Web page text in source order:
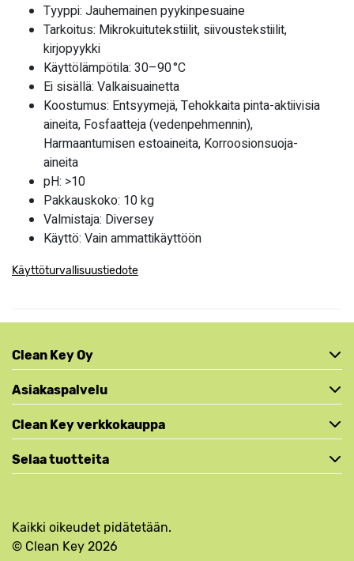
Tyyppi: Jauhemainen pyykinpesuaine
Tarkoitus: Mikrokuitutekstiilit, siivoustekstiilit,
kirjopyykki
Käyttölämpötila: 30–90 °C
Ei sisällä: Valkaisuainetta
Koostumus: Entsyymejä, Tehokkaita pinta-aktiivisia
aineita, Fosfaatteja (vedenpehmennin),
Harmaantumisen estoaineita, Korroosionsuoja-
aineita
pH: >10
Pakkauskoko: 10 kg
Valmistaja: Diversey
Käyttö: Vain ammattikäyttöön
Käyttöturvallisuustiedote
Clean Key Oy
Asiakaspalvelu
Clean Key verkkokauppa
Selaa tuotteita
Kaikki oikeudet pidätetään.
© Clean Key 2026